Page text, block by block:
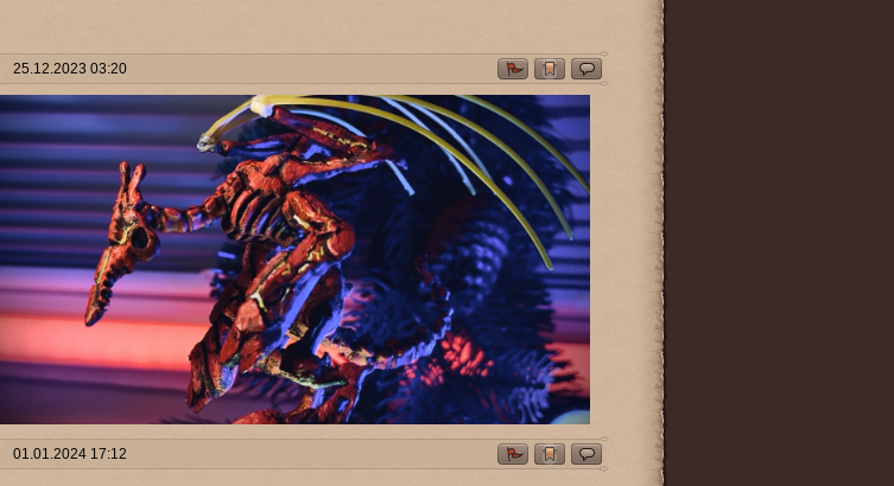
25.12.2023 03:20
01.01.2024 17:12